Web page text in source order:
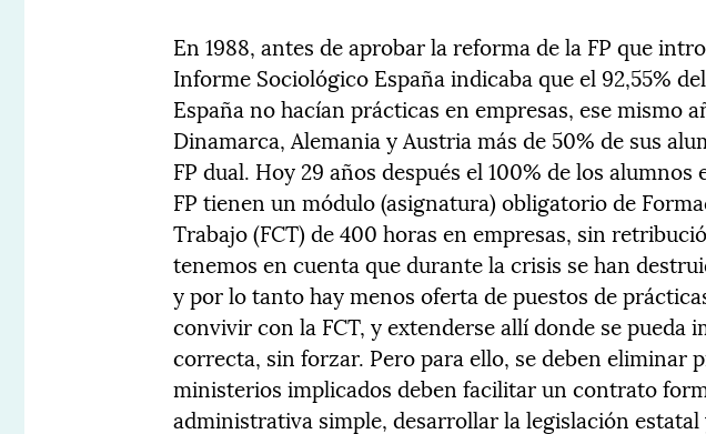
En 1988, antes de aprobar la reforma de la FP que
Informe Sociológico España indicaba que el 92,55%
España no hacían prácticas en empresas, ese mismo
Dinamarca, Alemania y Austria más de 50% de sus
FP dual. Hoy 29 años después el 100% de los alumnos
FP tienen un módulo (asignatura) obligatorio de
Trabajo (FCT) de 400 horas en empresas, sin
tenemos en cuenta que durante la crisis se han
y por lo tanto hay menos oferta de puestos de
convivir con la FCT, y extenderse allí donde se pueda
correcta, sin forzar. Pero para ello, se deben eliminar
ministerios implicados deben facilitar un contrato
administrativa simple, desarrollar la legislación